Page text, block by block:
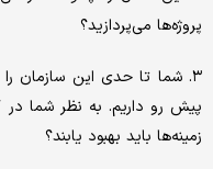
پروژه‌ها می‌پردازید؟
۳. شما تا حدی این سازمان
پیش رو داریم. به نظر شما در
زمینه‌ها باید بهبود یابند؟